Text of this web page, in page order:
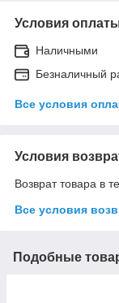
Условия
Наличными
Безналичный
Все условия
Условия
Возврат товара в
Все условия
Подобные